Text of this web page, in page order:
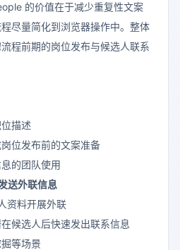
的价值在于减少重复性文案
尽量简化到浏览器操作中。整体
程前期的岗位发布与候选人联系
描述
位发布前的文案准备
的团队使用
送外联信息
资料开展外联
候选人后快速发出联系信息
等场景